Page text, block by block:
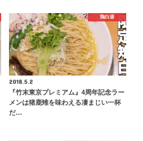
鶏白湯
2018.5.2
『竹末東京プレミアム』4周年記念ラー
メンは猪鹿雉を味わえる凄まじい一杯
だ…